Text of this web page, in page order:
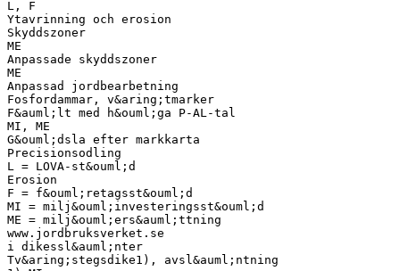
L, F
Ytavrinning och erosion
Skyddszoner
ME
Anpassade skyddszoner
ME
Anpassad jordbearbetning
Fosfordammar, v&aring;tmarker
F&auml;lt med h&ouml;ga P-AL-tal
MI, ME
G&ouml;dsla efter markkarta
Precisionsodling
L = LOVA-st&ouml;d
Erosion
F = f&ouml;retagsst&ouml;d
MI = milj&ouml;investeringsst&ouml;d
ME = milj&ouml;ers&auml;ttning
www.jordbruksverket.se
i dikessl&auml;nter
Tv&aring;stegsdike1), avsl&auml;ntning